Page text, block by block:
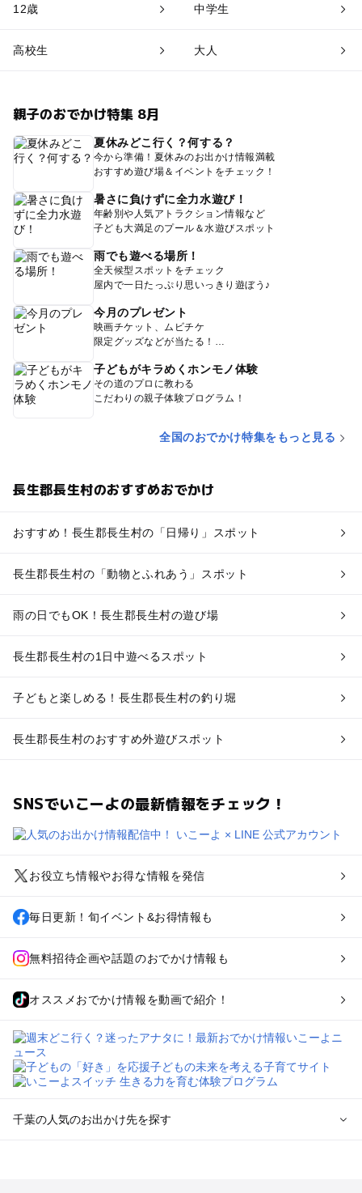
12歳 中学生
高校生 大人
親子のおでかけ特集 8月
夏休みどこ行く？何する？
今から準備！夏休みのお出かけ情報満載
おすすめ遊び場＆イベントをチェック！
暑さに負けずに全力水遊び！
年齢別や人気アトラクション情報など
子ども大満足のプール＆水遊びスポット
雨でも遊べる場所！
全天候型スポットをチェック
屋内で一日たっぷり思いっきり遊ぼう♪
今月のプレゼント
映画チケット、ムビチケ
限定グッズなどが当たる！
子どもがキラめくホンモノ体験
その道のプロに教わる
こだわりの親子体験プログラム！
全国のおでかけ特集をもっと見る
長生郡長生村のおすすめおでかけ
おすすめ！長生郡長生村の「日帰り」スポット
長生郡長生村の「動物とふれあう」スポット
雨の日でもOK！長生郡長生村の遊び場
長生郡長生村の1日中遊べるスポット
子どもと楽しめる！長生郡長生村の釣り堀
長生郡長生村のおすすめ外遊びスポット
SNSでいこーよの最新情報をチェック！
お役立ち情報やお得な情報を発信
毎日更新！旬イベント&お得情報も
無料招待企画や話題のおでかけ情報も
オススメおでかけ情報を動画で紹介！
千葉の人気のお出かけ先を探す